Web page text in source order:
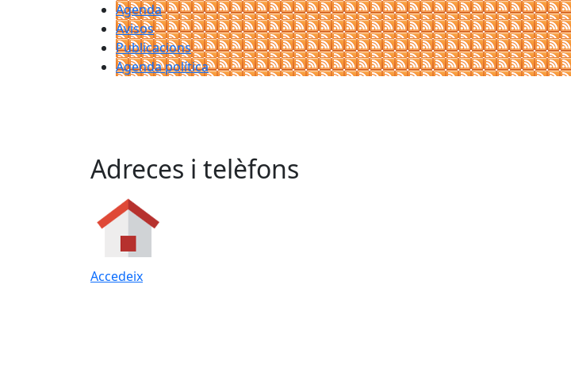
Agenda
Avisos
Publicacions
Agenda política
Adreces i telèfons
Accedeix